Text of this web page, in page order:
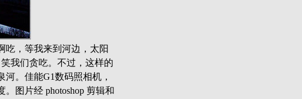
吃，等我来到河边，太阳
我们贪吃。不过，这样的
。佳能G1数码照相机，
图片经 photoshop 剪辑和